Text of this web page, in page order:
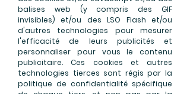
balises web (y compris des GIF
invisibles) et/ou des LSO Flash et/ou
d'autres technologies pour mesurer
l'efficacité de leurs publicités et
personnaliser pour vous le contenu
publicitaire. Ces cookies et autres
technologies tierces sont régis par la
politique de confidentialité spécifique